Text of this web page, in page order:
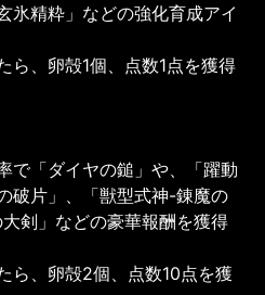
氷精粋」などの強化育成アイ
ら、卵殻1個、点数1点を獲得
で「ダイヤの鎚」や、「躍動
破片」、「獣型式神-錬魔の
剣」などの豪華報酬を獲得
ら、卵殻2個、点数10点を獲